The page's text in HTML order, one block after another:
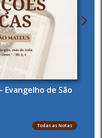
Evangelho de São
Todas as Notas